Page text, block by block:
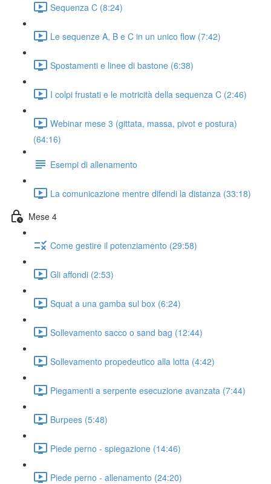
Sequenza C (8:24)
Le sequenze A, B e C in un unico flow (7:42)
Spostamenti e linee di bastone (6:38)
I colpi frustati e le motricità della sequenza C (2:46)
Webinar mese 3 (gittata, massa, pivot e postura)
(64:16)
Esempi di allenamento
La comunicazione mentre difendi la distanza (33:18)
Mese 4
Come gestire il potenziamento (29:58)
Gli affondi (2:53)
Squat a una gamba sul box (6:24)
Sollevamento sacco o sand bag (12:44)
Sollevamento propedeutico alla lotta (4:42)
Piegamenti a serpente esecuzione avanzata (7:44)
Burpees (5:48)
Piede perno - spiegazione (14:46)
Piede perno - allenamento (24:20)